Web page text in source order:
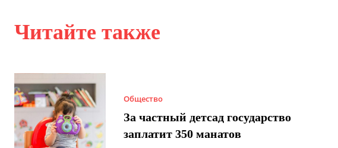
Читайте также
Общество
За частный детсад государство
заплатит 350 манатов